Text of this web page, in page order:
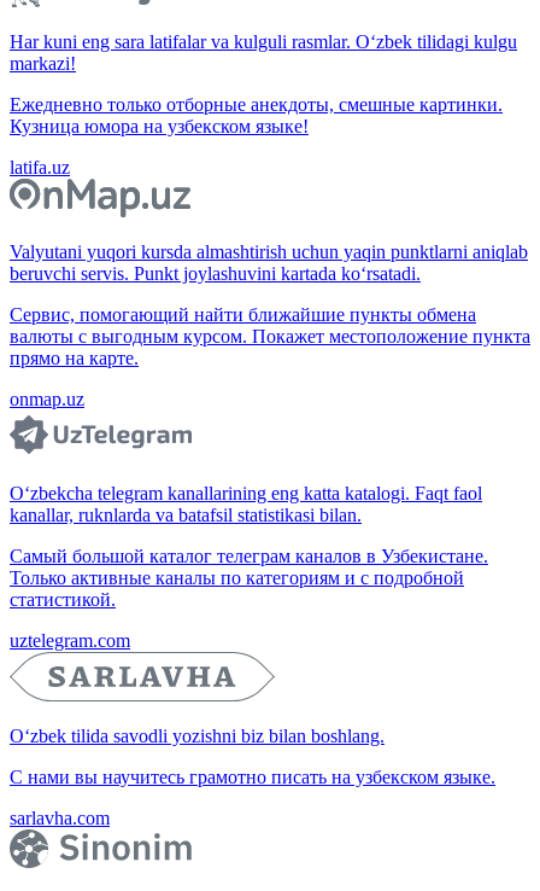
Har kuni eng sara latifalar va kulguli rasmlar. O‘zbek tilidagi kulgu
markazi!
Ежедневно только отборные анекдоты, смешные картинки.
Кузница юмора на узбекском языке!
latifa.uz
Valyutani yuqori kursda almashtirish uchun yaqin punktlarni aniqlab
beruvchi servis. Punkt joylashuvini kartada ko‘rsatadi.
Сервис, помогающий найти ближайшие пункты обмена
валюты с выгодным курсом. Покажет местоположение пункта
прямо на карте.
onmap.uz
O‘zbekcha telegram kanallarining eng katta katalogi. Faqt faol
kanallar, ruknlarda va batafsil statistikasi bilan.
Самый большой каталог телеграм каналов в Узбекистане.
Только активные каналы по категориям и с подробной
статистикой.
uztelegram.com
O‘zbek tilida savodli yozishni biz bilan boshlang.
С нами вы научитесь грамотно писать на узбекском языке.
sarlavha.com